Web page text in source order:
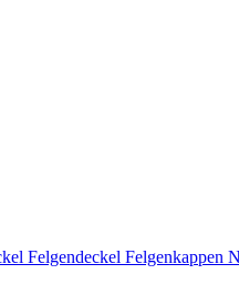
Felgendeckel Felgenkappen